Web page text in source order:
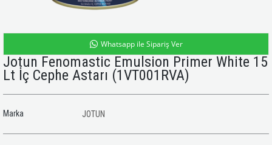
Whatsapp ile Sipariş Ver
Jotun Fenomastic Emulsion Primer White 15
Lt İç Cephe Astarı (1VT001RVA)
Marka JOTUN